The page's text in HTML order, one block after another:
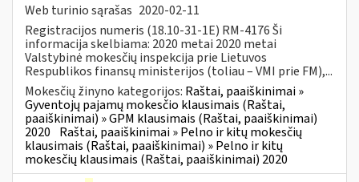
Web turinio sąrašas 2020-02-11
Registracijos numeris (18.10-31-1E) RM-4176 Ši
informacija skelbiama: 2020 metai 2020 metai
Valstybinė mokesčių inspekcija prie Lietuvos
Respublikos finansų ministerijos (toliau – VMI prie FM),...
Mokesčių žinyno kategorijos: Raštai, paaiškinimai »
Gyventojų pajamų mokesčio klausimais (Raštai,
paaiškinimai) » GPM klausimais (Raštai, paaiškinimai)
2020 Raštai, paaiškinimai » Pelno ir kitų mokesčių
klausimais (Raštai, paaiškinimai) » Pelno ir kitų
mokesčių klausimais (Raštai, paaiškinimai) 2020